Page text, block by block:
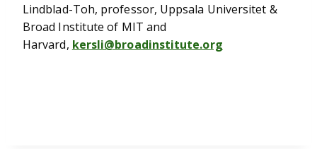
Lindblad-Toh, professor, Uppsala Universitet &
Broad Institute of MIT and
Harvard, kersli@broadinstitute.org